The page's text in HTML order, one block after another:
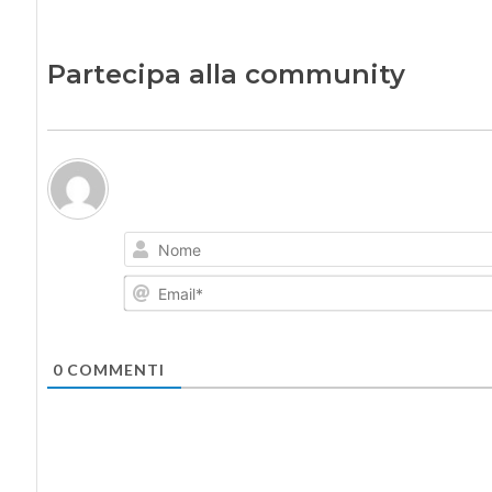
Partecipa alla community
0COMMENTI